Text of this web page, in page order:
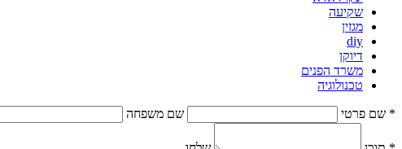
שקיעה
מגזין
diy
דיוקן
משרד הפנים
טכנולוגיה
* שם פרטי שם משפחה